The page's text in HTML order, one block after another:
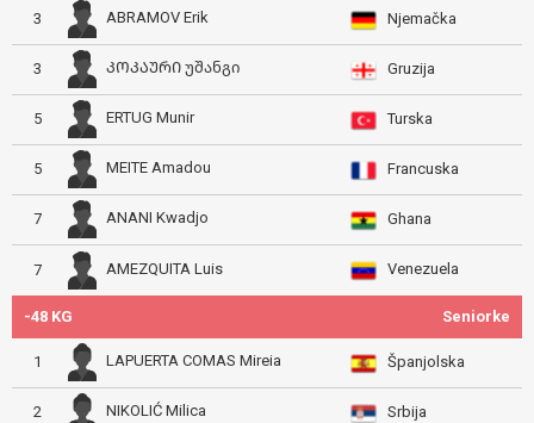
3 ABRAMOV Erik Njemačka
3 ᲙᲝᲙᲐᲣᲠᲘ უშანგი Gruzija
5 ERTUG Munir Turska
5 MEITE Amadou Francuska
7 ANANI Kwadjo Ghana
7 AMEZQUITA Luis Venezuela
-48 KG Seniorke
1 LAPUERTA COMAS Mireia Španjolska
2 NIKOLIĆ Milica Srbija